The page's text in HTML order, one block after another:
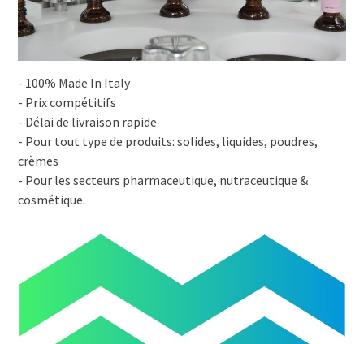
- 100% Made In Italy
- Prix compétitifs
- Délai de livraison rapide
- Pour tout type de produits: solides, liquides, poudres,
crèmes
- Pour les secteurs pharmaceutique, nutraceutique &
cosmétique.